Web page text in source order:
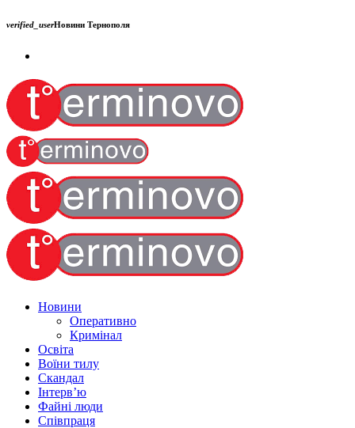
verified_userНовини Тернополя
Новини
Оперативно
Кримінал
Освіта
Воїни тилу
Скандал
Інтерв’ю
Файні люди
Співпраця